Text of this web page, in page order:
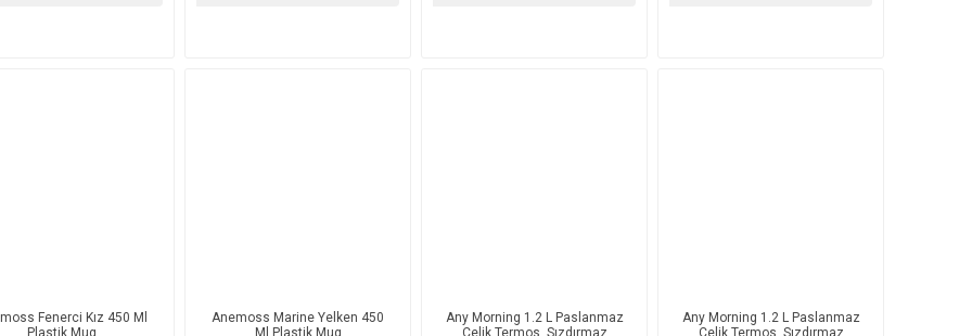
Fenerci Kız 450 Ml
Anemoss Marine Yelken 450
Any Morning 1.2 L Paslanmaz
Any Morning 1.2 L Paslanmaz